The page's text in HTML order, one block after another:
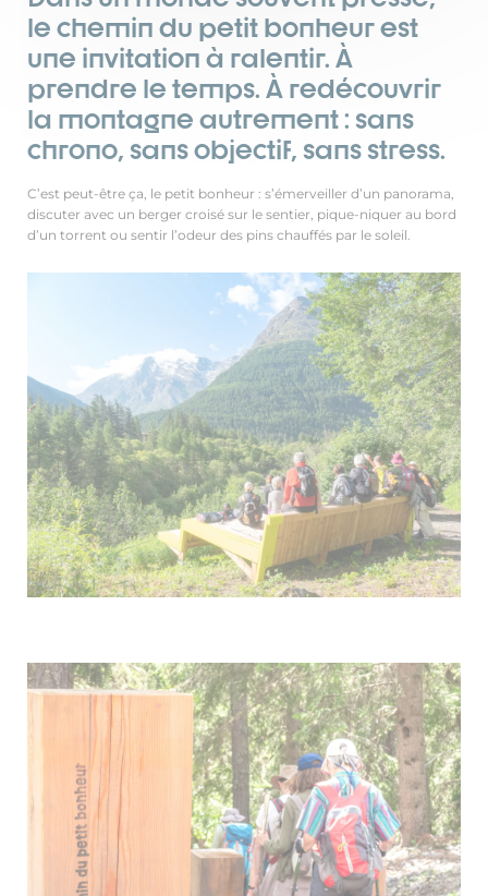
le chemin du petit bonheur est
une invitation à ralentir. À
prendre le temps. À redécouvrir
la montagne autrement : sans
chrono, sans objectif, sans stress.
C’est peut-être ça, le petit bonheur : s’émerveiller d’un panorama,
discuter avec un berger croisé sur le sentier, pique-niquer au bord
d’un torrent ou sentir l’odeur des pins chauffés par le soleil.